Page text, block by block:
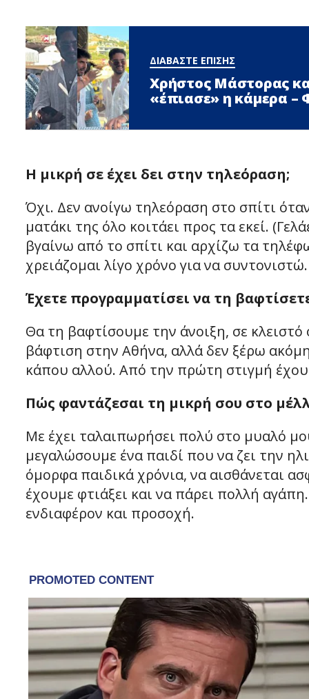
ΔΙΑΒΑΣΤΕ ΕΠΙΣΗΣ
Χρήστος Μάστορας
«έπιασε» η κάμερα –
Η μικρή σε έχει δει στην τηλεόραση;
Όχι. Δεν ανοίγω τηλεόραση στο σπίτι
ματάκι της όλο κοιτάει προς τα εκεί.
βγαίνω από το σπίτι και αρχίζω τα
χρειάζομαι λίγο χρόνο για να συντονιστώ.
Έχετε προγραμματίσει να τη
Θα τη βαφτίσουμε την άνοιξη, σε κλειστό
βάφτιση στην Αθήνα, αλλά δεν ξέρω
κάπου αλλού. Από την πρώτη στιγμή
Πώς φαντάζεσαι τη μικρή σου στο
Με έχει ταλαιπωρήσει πολύ στο μυαλό
μεγαλώσουμε ένα παιδί που να ζει την
όμορφα παιδικά χρόνια, να αισθάνεται
έχουμε φτιάξει και να πάρει πολλή
ενδιαφέρον και προσοχή.